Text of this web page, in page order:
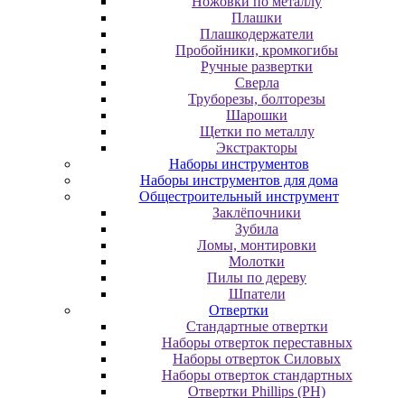
Плашки
Плашкодержатели
Пробойники, кромкогибы
Ручные развертки
Сверла
Труборезы, болторезы
Шарошки
Щетки по металлу
Экcтpaктopы
Наборы инструментов
Наборы инструментов для дома
Общестроительный инструмент
Заклёпочники
Зубила
Ломы, монтировки
Молотки
Пилы по дереву
Шпатели
Отвертки
Cтандартные отвертки
Наборы отверток переставных
Наборы отверток Силовых
Наборы отверток стандартных
Отвертки Phillips (PH)